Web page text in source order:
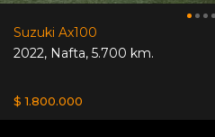
Suzuki Ax100
2022, Nafta, 5.700 km.
$ 1.800.000